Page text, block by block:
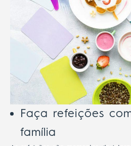
Faça refeições
família